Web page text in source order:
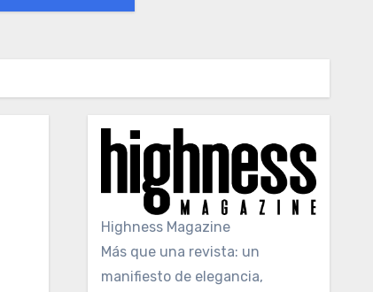
Highness Magazine
Más que una revista: un
manifiesto de elegancia,